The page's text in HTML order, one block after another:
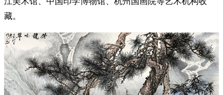
藏。